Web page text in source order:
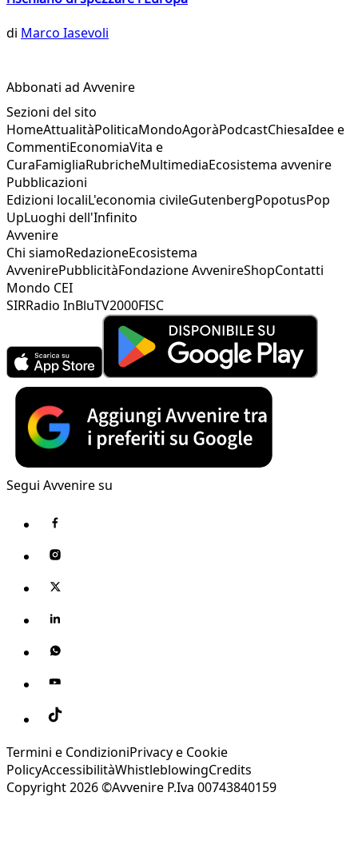
di Marco Iasevoli
Abbonati ad Avvenire
Sezioni del sito
HomeAttualitàPoliticaMondoAgoràPodcastChiesaIdee e
CommentiEconomiaVita e
CuraFamigliaRubricheMultimediaEcosistema avvenire
Pubblicazioni
Edizioni localiL'economia civileGutenbergPopotusPop
UpLuoghi dell'Infinito
Avvenire
Chi siamoRedazioneEcosistema
AvvenirePubblicitàFondazione AvvenireShopContatti
Mondo CEI
SIRRadio InBluTV2000FISC
Segui Avvenire su
Termini e CondizioniPrivacy e Cookie
PolicyAccessibilitàWhistleblowingCredits
Copyright 2026 ©Avvenire P.Iva 00743840159